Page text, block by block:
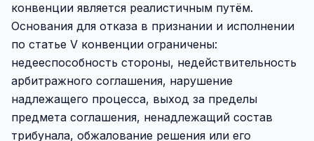
конвенции является реалистичным путём.
Основания для отказа в признании и исполнении
по статье V конвенции ограничены:
недееспособность стороны, недействительность
арбитражного соглашения, нарушение
надлежащего процесса, выход за пределы
предмета соглашения, ненадлежащий состав
трибунала, обжалование решения или его